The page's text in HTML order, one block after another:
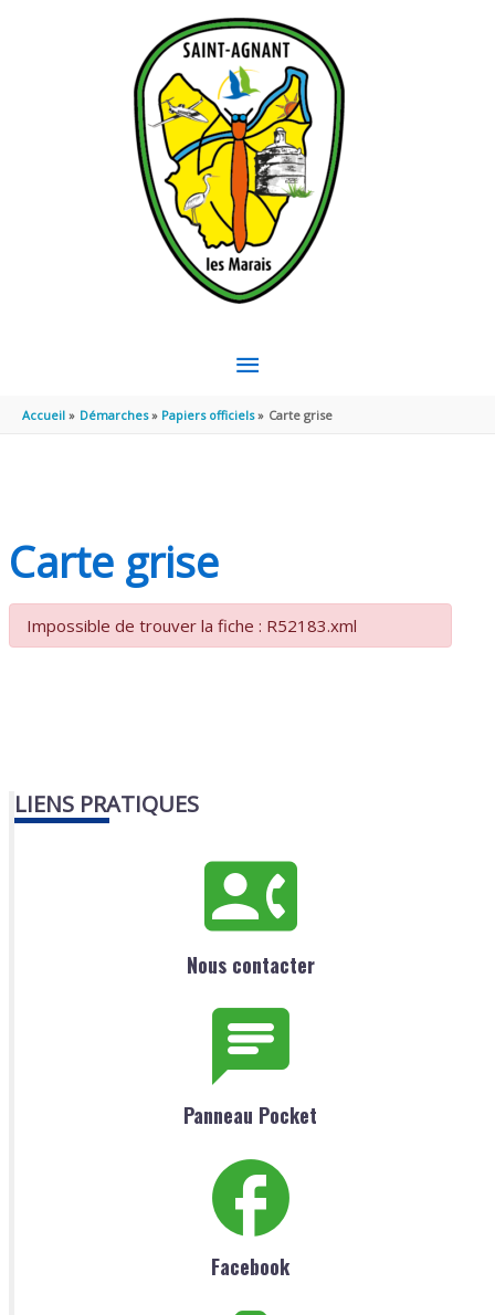
MENU
PRINCIPAL
Accueil Démarches Papiers officiels Carte grise
Carte grise
Impossible de trouver la fiche : R52183.xml
LIENS PRATIQUES
Nous contacter
Panneau Pocket
Facebook